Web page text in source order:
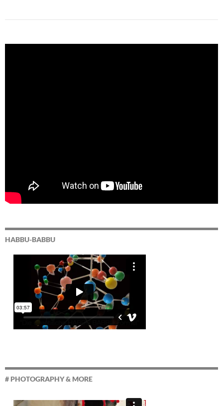
HABBU-BABBU
# PHOTOGRAPHY & MORE